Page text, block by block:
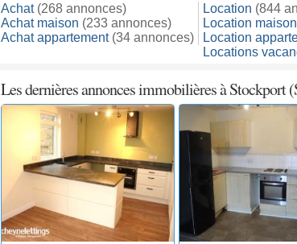
Achat(268 annonces)
Achat maison (233 annonces)
Achat appartement(34 annonces)
Location (844
Location maison
Location
Locations
Les dernières annonces immobilières à Stockport